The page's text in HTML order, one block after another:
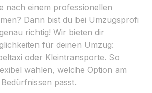
nach einem professionellen
Dann bist du bei Umzugsprofi
richtig! Wir bieten dir
für deinen Umzug:
oder Kleintransporte. So
wählen, welche Option am
passt.